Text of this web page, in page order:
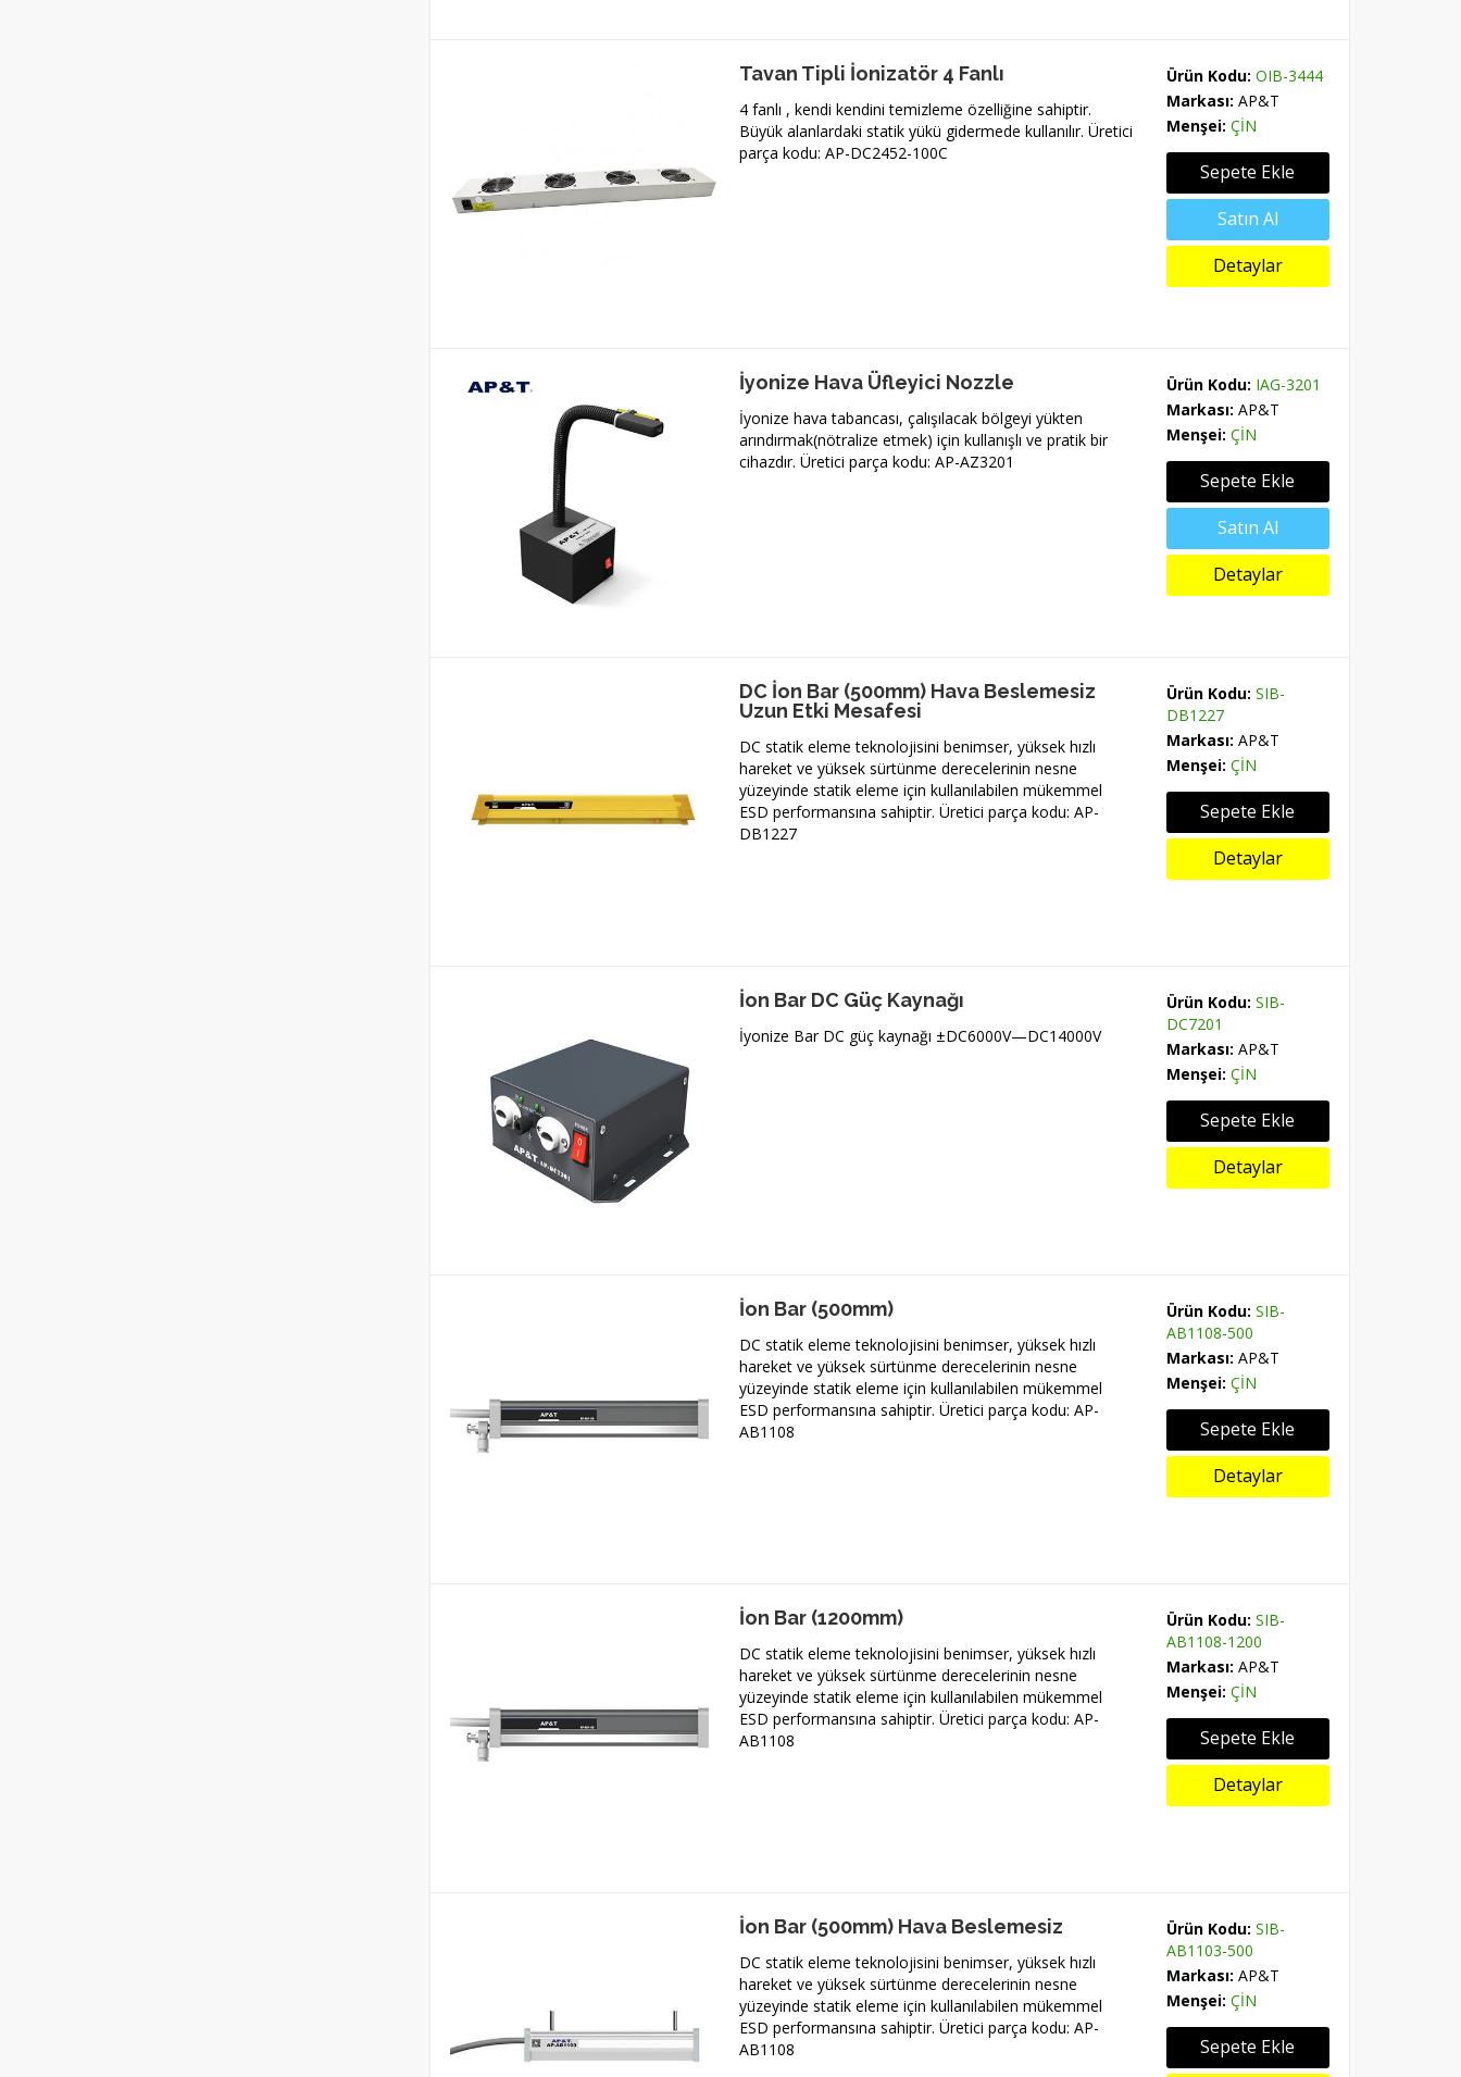
Tavan Tipli İonizatör 4 Fanlı
4 fanlı , kendi kendini temizleme özelliğine sahiptir.
Büyük alanlardaki statik yükü gidermede kullanılır. Üretici
parça kodu: AP-DC2452-100C
Ürün Kodu: OIB-3444
Markası: AP&T
Menşei: ÇİN
Sepete Ekle
Satın Al
Detaylar
İyonize Hava Üfleyici Nozzle
İyonize hava tabancası, çalışılacak bölgeyi yükten
arındırmak(nötralize etmek) için kullanışlı ve pratik bir
cihazdır. Üretici parça kodu: AP-AZ3201
Ürün Kodu: IAG-3201
Markası: AP&T
Menşei: ÇİN
Sepete Ekle
Satın Al
Detaylar
DC İon Bar (500mm) Hava Beslemesiz
Uzun Etki Mesafesi
DC statik eleme teknolojisini benimser, yüksek hızlı
hareket ve yüksek sürtünme derecelerinin nesne
yüzeyinde statik eleme için kullanılabilen mükemmel
ESD performansına sahiptir. Üretici parça kodu: AP-
DB1227
Ürün Kodu: SIB-
DB1227
Markası: AP&T
Menşei: ÇİN
Sepete Ekle
Detaylar
İon Bar DC Güç Kaynağı
İyonize Bar DC güç kaynağı ±DC6000V—DC14000V
Ürün Kodu: SIB-
DC7201
Markası: AP&T
Menşei: ÇİN
Sepete Ekle
Detaylar
İon Bar (500mm)
DC statik eleme teknolojisini benimser, yüksek hızlı
hareket ve yüksek sürtünme derecelerinin nesne
yüzeyinde statik eleme için kullanılabilen mükemmel
ESD performansına sahiptir. Üretici parça kodu: AP-
AB1108
Ürün Kodu: SIB-
AB1108-500
Markası: AP&T
Menşei: ÇİN
Sepete Ekle
Detaylar
İon Bar (1200mm)
DC statik eleme teknolojisini benimser, yüksek hızlı
hareket ve yüksek sürtünme derecelerinin nesne
yüzeyinde statik eleme için kullanılabilen mükemmel
ESD performansına sahiptir. Üretici parça kodu: AP-
AB1108
Ürün Kodu: SIB-
AB1108-1200
Markası: AP&T
Menşei: ÇİN
Sepete Ekle
Detaylar
İon Bar (500mm) Hava Beslemesiz
DC statik eleme teknolojisini benimser, yüksek hızlı
hareket ve yüksek sürtünme derecelerinin nesne
yüzeyinde statik eleme için kullanılabilen mükemmel
ESD performansına sahiptir. Üretici parça kodu: AP-
AB1108
Ürün Kodu: SIB-
AB1103-500
Markası: AP&T
Menşei: ÇİN
Sepete Ekle